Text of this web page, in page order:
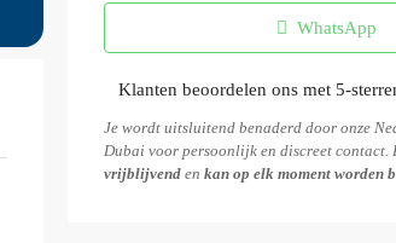
WhatsApp
Klanten beoordelen ons met 5-
Je wordt uitsluitend benaderd door onze
Dubai voor persoonlijk en discreet contact.
vrijblijvenden kan op elk moment worden